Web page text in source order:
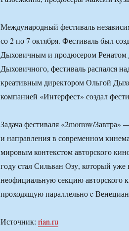
Международный фестиваль
со 2 по 7 октября. Фестиваль был
Дыховичным и продюсером Ренатом
Дыховичного, фестиваль распался
креативным директором Ольгой
компанией «Интерфест» создал
Задача фестиваля «2morrow/
и направления в современном
мировым контекстом авторского
году стал Сильван Озу, который уже
неофициальную секцию авторского
проходящую параллельно c
Источник: rian.ru